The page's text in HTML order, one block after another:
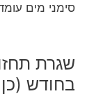
סימני מים
בחודש